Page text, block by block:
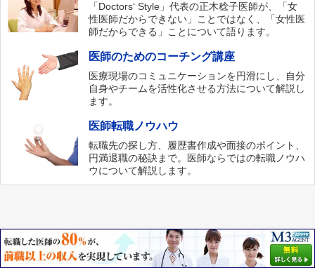
「Doctors‘ Style」代表の正木稔子医師が、「女
性医師だからできない」ことではなく、「女性医
師だからできる」ことについて語ります。
医師のためのコーチング講座
医療現場のコミュニケーションを円滑にし、自分
自身やチームを活性化させる方法について解説し
ます。
医師転職ノウハウ
転職先の探し方、履歴書作成や面接のポイント、
円満退職の秘訣まで。医師ならではの転職ノウハ
ウについて解説します。